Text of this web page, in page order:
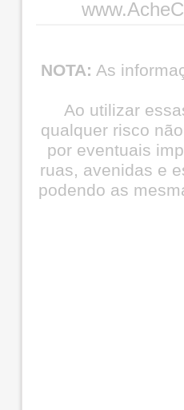
NOTA: As
Ao utilizar
qualquer risco
por eventuais
ruas, avenidas e
podendo as